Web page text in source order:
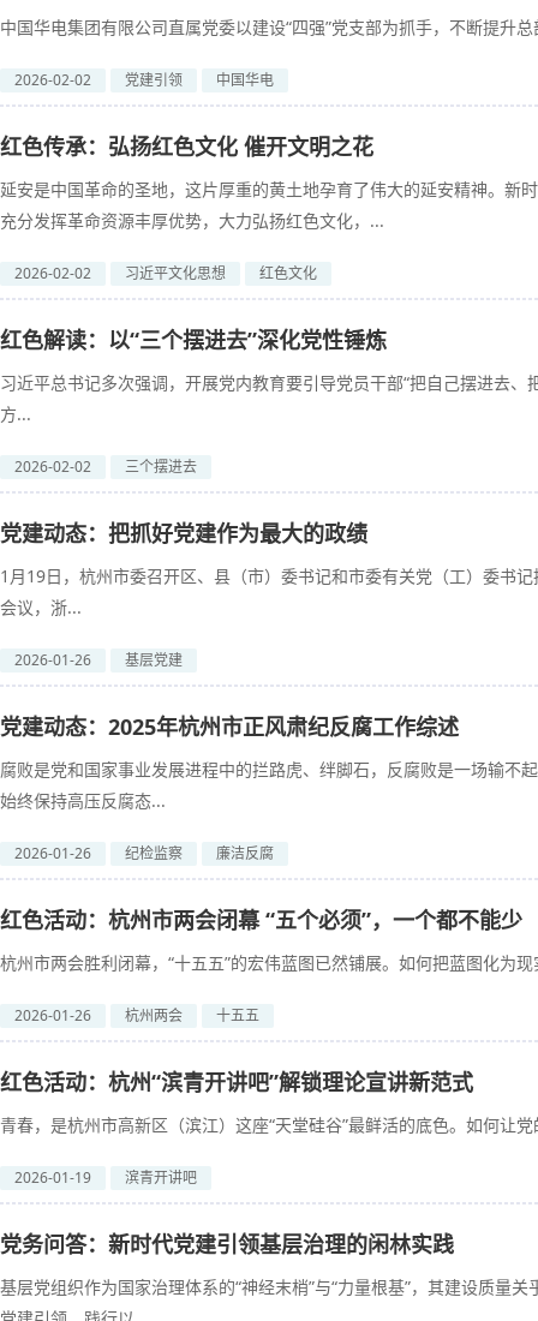
中国华电集团有限公司直属党委以建设“四强”党支部为抓手，不断提升
2026-02-02 党建引领 中国华电
红色传承：弘扬红色文化 催开文明之花
延安是中国革命的圣地，这片厚重的黄土地孕育了伟大的延安精神。新
充分发挥革命资源丰厚优势，大力弘扬红色文化，...
2026-02-02 习近平文化思想 红色文化
红色解读：以“三个摆进去”深化党性锤炼
习近平总书记多次强调，开展党内教育要引导党员干部“把自己摆进去、
方...
2026-02-02 三个摆进去
党建动态：把抓好党建作为最大的政绩
1月19日，杭州市委召开区、县（市）委书记和市委有关党（工）委书
会议，浙...
2026-01-26 基层党建
党建动态：2025年杭州市正风肃纪反腐工作综述
腐败是党和国家事业发展进程中的拦路虎、绊脚石，反腐败是一场输不
始终保持高压反腐态...
2026-01-26 纪检监察 廉洁反腐
红色活动：杭州市两会闭幕 “五个必须”，一个都不能少
杭州市两会胜利闭幕，“十五五”的宏伟蓝图已然铺展。如何把蓝图化为
2026-01-26 杭州两会 十五五
红色活动：杭州“滨青开讲吧”解锁理论宣讲新范式
青春，是杭州市高新区（滨江）这座“天堂硅谷”最鲜活的底色。如何让
2026-01-19 滨青开讲吧
党务问答：新时代党建引领基层治理的闲林实践
基层党组织作为国家治理体系的“神经末梢”与“力量根基”，其建设质量